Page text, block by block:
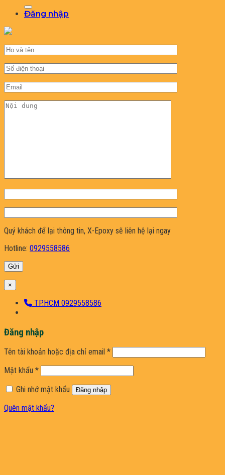
Đăng nhập
Quý khách để lại thông tin, X-Epoxy sẽ liên hệ lại ngay
Hotline: 0929558586
×
TP.HCM 0929558586
Đăng nhập
Tên tài khoản hoặc địa chỉ email *Bắt
Mật khẩu *Bắt
Ghi nhớ mật khẩu
Đăng nhập
Quên mật khẩu?